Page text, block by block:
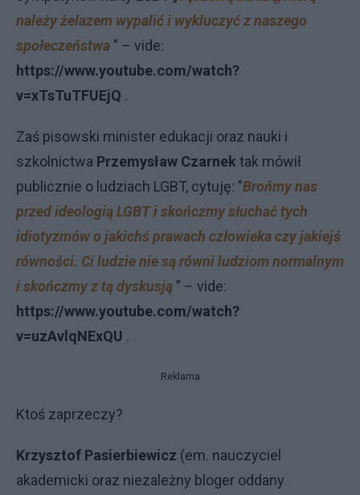
należy żelazem wypalić i wykluczyć z naszego
społeczeństwa " – vide:
https://www.youtube.com/watch?
v=xTsTuTFUEjQ .
Zaś pisowski minister edukacji oraz nauki i
szkolnictwa Przemysław Czarnek tak mówił
publicznie o ludziach LGBT, cytuję: ”Brońmy nas
przed ideologią LGBT i skończmy słuchać tych
idiotyzmów o jakichś prawach człowieka czy jakiejś
równości. Ci ludzie nie są równi ludziom normalnym
i skończmy z tą dyskusją” – vide:
https://www.youtube.com/watch?
v=uzAvlqNExQU .
Reklama
Ktoś zaprzeczy?
Krzysztof Pasierbiewicz (em. nauczyciel
akademicki oraz niezależny bloger oddany